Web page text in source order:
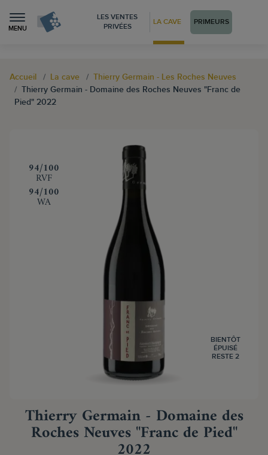
MENU
LES VENTES
PRIVÉES
LA CAVE PRIMEURS
Accueil La cave
Thierry Germain - Les Roches Neuves
Thierry Germain - Domaine des Roches Neuves "Franc de
Pied" 2022
‍94/100
RVF
‍94/100
WA
BIENTÔT
ÉPUISÉ
RESTE 2
Thierry Germain - Domaine des
Roches Neuves "Franc de Pied"